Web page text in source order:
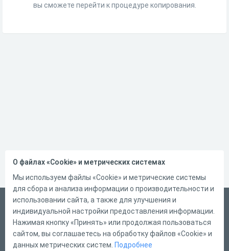
вы сможете перейти к процедуре копирования.
Русский
Справка
Форма обратной связи
О файлах «Cookie» и метрических системах
Мы используем файлы «Cookie» и метрические системы
для сбора и анализа информации о производительности и
использовании сайта, а также для улучшения и
индивидуальной настройки предоставления информации.
Нажимая кнопку «Принять» или продолжая пользоваться
сайтом, вы соглашаетесь на обработку файлов «Cookie» и
данных метрических систем. Подробнее